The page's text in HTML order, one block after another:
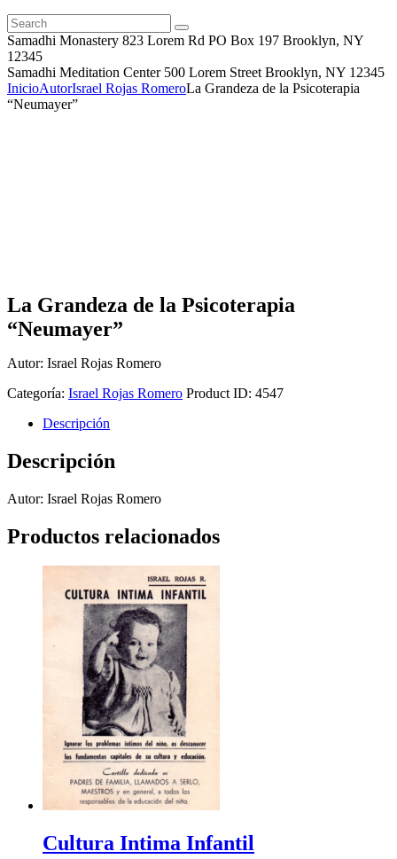
Samadhi Monastery 823 Lorem Rd PO Box 197 Brooklyn, NY
12345
Samadhi Meditation Center 500 Lorem Street Brooklyn, NY 12345
InicioAutorIsrael Rojas RomeroLa Grandeza de la Psicoterapia
“Neumayer”
La Grandeza de la Psicoterapia
“Neumayer”
Autor: Israel Rojas Romero
Categoría: Israel Rojas Romero Product ID: 4547
Descripción
Descripción
Autor: Israel Rojas Romero
Productos relacionados
Cultura Intima Infantil